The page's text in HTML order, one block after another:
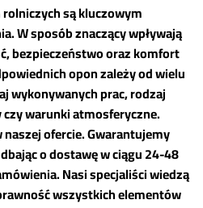
są kluczowym
W sposób znaczący wpływają
bezpieczeństwo oraz komfort
opon zależy od wielu
wykonywanych prac, rodzaj
warunki atmosferyczne.
ofercie. Gwarantujemy
o dostawę w ciągu 24-48
Nasi specjaliści wiedzą
wszystkich elementów